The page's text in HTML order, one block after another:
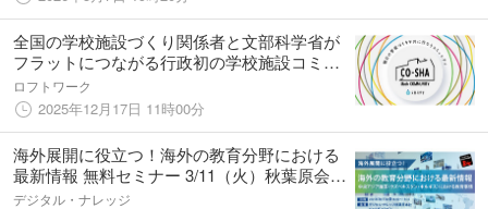
全国の学校施設づくり関係者と文部科学省が
フラットにつながる行政初の学校施設コミュ
ニティが始動
ロフトワーク
2025年12月17日 11時00分
海外展開に役立つ！海外の教育分野における
最新情報 無料セミナー 3/11（火）秋葉原会場
＆オンライン開催
デジタル・ナレッジ